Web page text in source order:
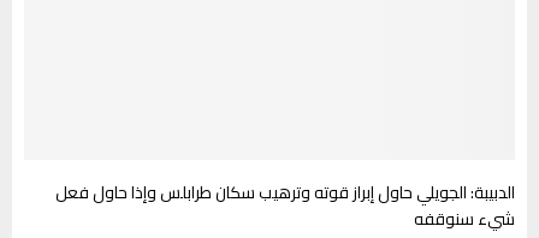
الدبيبة: الجويلي حاول إبراز قوته وترهيب سكان طرابلس وإذا حاول فعل
شيء سنوقفه